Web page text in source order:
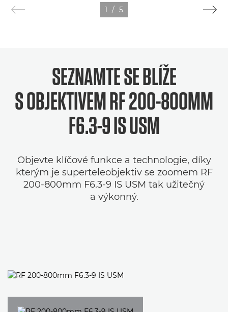
1 / 5
SEZNAMTE SE BLÍŽE
S OBJEKTIVEMRF 200-800MM
F6.3-9 IS USM
Objevte klíčové funkce a technologie, díky
kterým je superteleobjektiv se zoomem RF
200-800mm F6.3-9 IS USM tak užitečný
a výkonný.